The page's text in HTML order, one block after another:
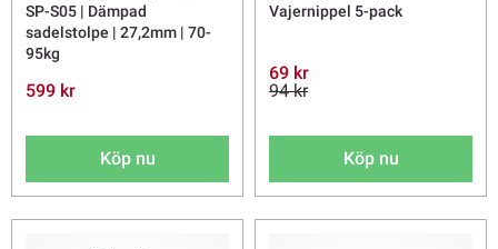
SP-S05 | Dämpad
sadelstolpe | 27,2mm | 70-
95kg
599 kr
Köp nu
Vajernippel 5-pack
69 kr
94 kr
Köp nu